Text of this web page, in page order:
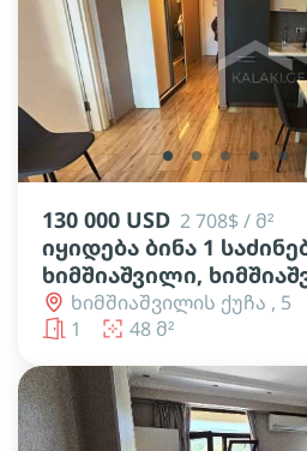
lens lens lens lens lens
130 000 USD 2 708$ / მ²
იყიდება ბინა 1
ხიმშიაშვილი,
ხიმშიაშვილის ქუჩა , 5
1
48 მ²